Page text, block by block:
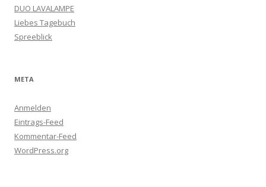
DUO LAVALAMPE
Liebes Tagebuch
Spreeblick
META
Anmelden
Eintrags-Feed
Kommentar-Feed
WordPress.org